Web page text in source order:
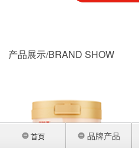
产品展示/BRAND SHOW
首页 品牌产品